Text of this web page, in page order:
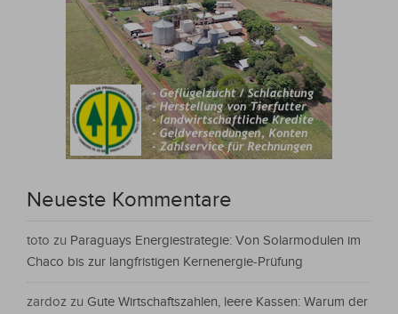
Neueste Kommentare
toto zu Paraguays Energiestrategie: Von Solarmodulen im
Chaco bis zur langfristigen Kernenergie-Prüfung
zardoz zu Gute Wirtschaftszahlen, leere Kassen: Warum der